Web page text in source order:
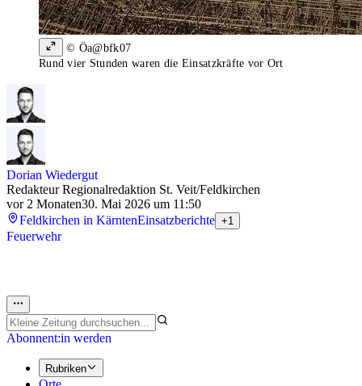
© Öa@bfk07
Rund vier Stunden waren die Einsatzkräfte vor Ort
Dorian Wiedergut
Redakteur Regionalredaktion St. Veit/Feldkirchen
vor 2 Monaten30. Mai 2026 um 11:50
Feldkirchen in KärntenEinsatzberichte +1
Feuerwehr
Abonnent:in werden
Rubriken